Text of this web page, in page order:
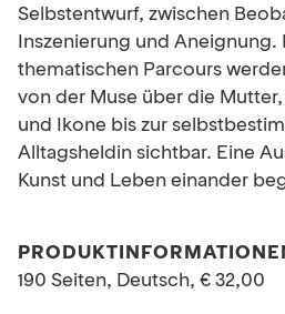
Selbstentwurf, zwischen
Inszenierung und Aneignung.
thematischen Parcours
von der Muse über die
und Ikone bis zur
Alltagsheldin sichtbar. Eine
Kunst und Leben einander
190 Seiten, Deutsch, € 32,00